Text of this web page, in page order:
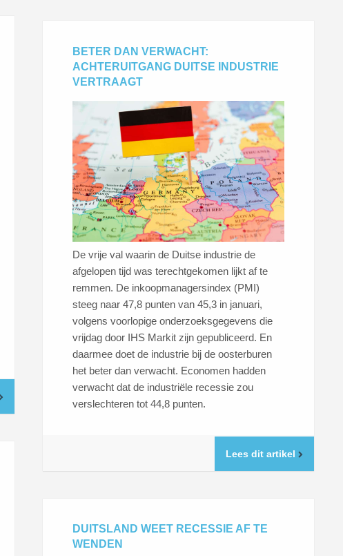
BETER DAN VERWACHT:
ACHTERUITGANG DUITSE INDUSTRIE
VERTRAAGT
De vrije val waarin de Duitse industrie de
afgelopen tijd was terechtgekomen lijkt af te
remmen. De inkoopmanagersindex (PMI)
steeg naar 47,8 punten van 45,3 in januari,
volgens voorlopige onderzoeksgegevens die
vrijdag door IHS Markit zijn gepubliceerd. En
daarmee doet de industrie bij de oosterburen
het beter dan verwacht. Economen hadden
verwacht dat de industriële recessie zou
verslechteren tot 44,8 punten.
Lees dit artikel
DUITSLAND WEET RECESSIE AF TE
WENDEN